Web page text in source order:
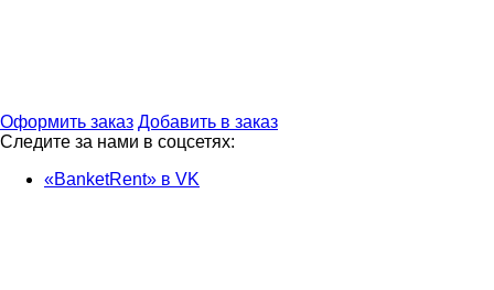
Оформить заказ Добавить в заказ
Следите за нами в соцсетях:
«BanketRent» в VK